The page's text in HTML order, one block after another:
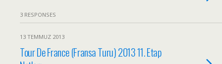
3 RESPONSES
13 TEMMUZ 2013
Tour De France (Fransa Turu) 2013 11. Etap